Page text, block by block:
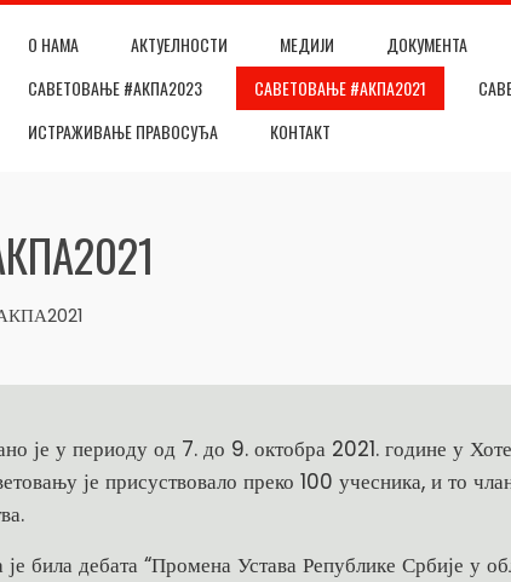
О НАМА АКТУЕЛНОСТИ МЕДИЈИ ДОКУМЕНТА
САВЕТОВАЊЕ #АКПА2023
САВЕТОВАЊЕ #АКПА2021
ИСТРАЖИВАЊЕ ПРАВОСУЂА
КОНТАКТ
је у периоду од 7. до 9. октобра 2021. године у
је присуствовало преко 100 учесника, и то
била дебата “Промена Устава Републике Србије у